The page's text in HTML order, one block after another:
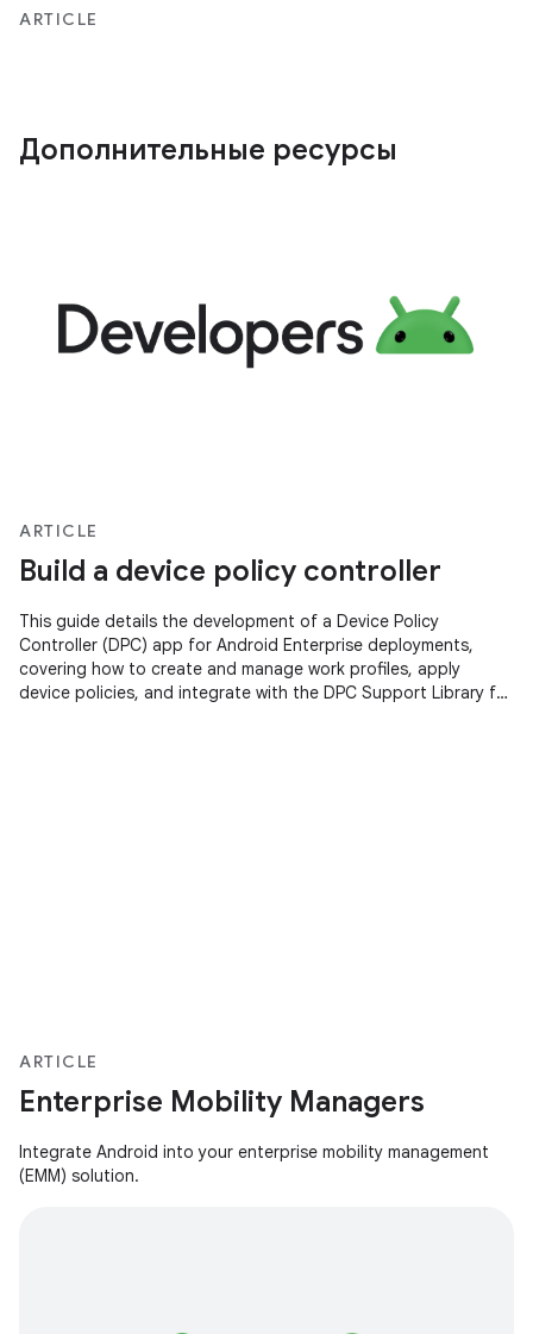
ARTICLE
Дополнительные ресурсы
ARTICLE
Build a device policy controller
This guide details the development of a Device Policy
Controller (DPC) app for Android Enterprise deployments,
covering how to create and manage work profiles, apply
device policies, and integrate with the DPC Support Library for
ARTICLE
Enterprise Mobility Managers
Integrate Android into your enterprise mobility management
(EMM) solution.